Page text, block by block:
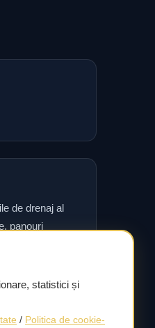
de drenaj al
panouri
de rulmenți
arborele
statistici și
/ Politica de cookie-